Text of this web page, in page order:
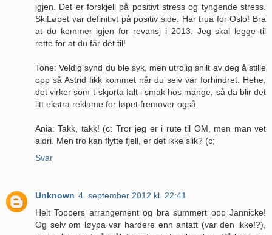
igjen. Det er forskjell på positivt stress og tyngende stress.
SkiLøpet var definitivt på positiv side. Har trua for Oslo! Bra
at du kommer igjen for revansj i 2013. Jeg skal legge til
rette for at du får det til!
Tone: Veldig synd du ble syk, men utrolig snilt av deg å stille
opp så Astrid fikk kommet når du selv var forhindret. Hehe,
det virker som t-skjorta falt i smak hos mange, så da blir det
litt ekstra reklame for løpet fremover også.
Ania: Takk, takk! (c: Tror jeg er i rute til OM, men man vet
aldri. Men tro kan flytte fjell, er det ikke slik? (c;
Svar
Unknown 4. september 2012 kl. 22:41
Helt Toppers arrangement og bra summert opp Jannicke!
Og selv om løypa var hardere enn antatt (var den ikke!?),